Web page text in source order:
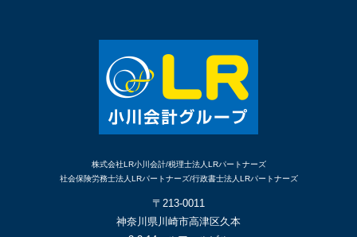
株式会社LR小川会計/税理士法人LRパートナーズ
社会保険労務士法人LRパートナーズ/行政書士法人LRパートナーズ
〒213-0011
神奈川県川崎市高津区久本